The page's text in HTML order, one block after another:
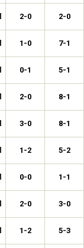
2-0 2-0
1-0 7-1
0-1 5-1
2-0 8-1
3-0 8-1
1-2 5-2
0-0 1-1
2-0 3-0
1-2 5-3